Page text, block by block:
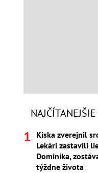
NAJČÍTANEJŠIE
Kiska zverejnil
Lekári zastavili
Dominika,
týždne života